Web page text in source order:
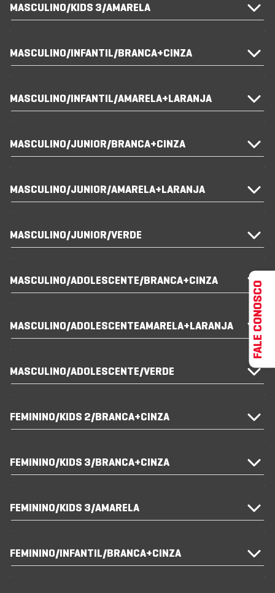
MASCULINO/KIDS 3/AMARELA
MASCULINO/INFANTIL/BRANCA+CINZA
MASCULINO/INFANTIL/AMARELA+LARANJA
MASCULINO/JUNIOR/BRANCA+CINZA
MASCULINO/JUNIOR/AMARELA+LARANJA
MASCULINO/JUNIOR/VERDE
MASCULINO/ADOLESCENTE/BRANCA+CINZA
MASCULINO/ADOLESCENTEAMARELA+LARANJA
MASCULINO/ADOLESCENTE/VERDE
FEMININO/KIDS 2/BRANCA+CINZA
FEMININO/KIDS 3/BRANCA+CINZA
FEMININO/KIDS 3/AMARELA
FEMININO/INFANTIL/BRANCA+CINZA
FALE CONOSCO